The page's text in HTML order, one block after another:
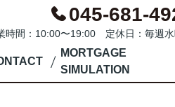
045-681-
時間：10:00〜19:00 定休日：毎週水
MORTGAGE
SIMULATION